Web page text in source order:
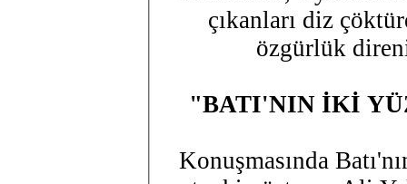
çıkanları diz
özgürlük
"BATI'NIN İKİ
Konuşmasında